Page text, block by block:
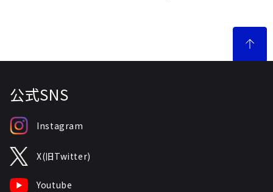
公式SNS
Instagram
X(旧Twitter)
Youtube